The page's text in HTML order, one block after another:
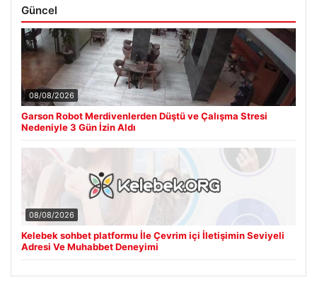
Güncel
08/08/2026
Garson Robot Merdivenlerden Düştü ve Çalışma Stresi
Nedeniyle 3 Gün İzin Aldı
08/08/2026
Kelebek sohbet platformu İle Çevrim içi İletişimin Seviyeli
Adresi Ve Muhabbet Deneyimi